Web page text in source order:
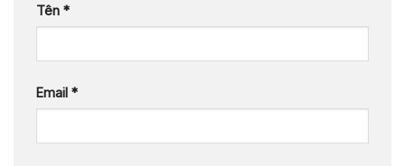
Tên *
Email *